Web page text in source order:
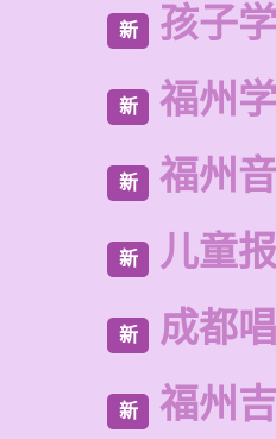
新 孩子
新 福州
新 福州
新 儿童
新 成都
新 福州